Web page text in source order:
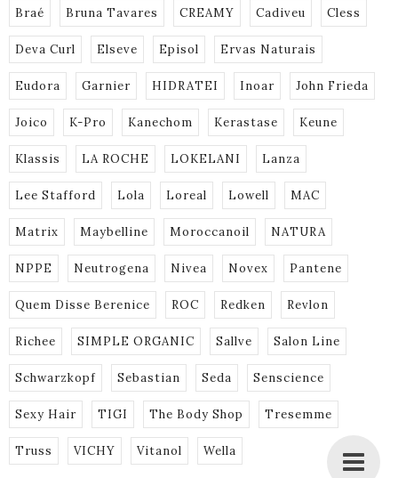
Braé Bruna Tavares CREAMY Cadiveu Cless
Deva Curl Elseve Episol Ervas Naturais
Eudora Garnier HIDRATEI Inoar John Frieda
Joico K-Pro Kanechom Kerastase Keune
Klassis LA ROCHE LOKELANI Lanza
Lee Stafford Lola Loreal Lowell MAC
Matrix Maybelline Moroccanoil NATURA
NPPE Neutrogena Nivea Novex Pantene
Quem Disse Berenice ROC Redken Revlon
Richee SIMPLE ORGANIC Sallve Salon Line
Schwarzkopf Sebastian Seda Senscience
Sexy Hair TIGI The Body Shop Tresemme
Truss VICHY Vitanol Wella